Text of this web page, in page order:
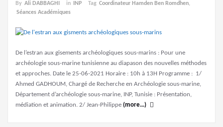
By Ali DABBAGHI in INP Tag Coordinateur Hamden Ben Romdhen,
Séances Académiques
De l’estran aux gisements archéologiques sous-marins : Pour une
archéologie sous-marine tunisienne au diapason des nouvelles méthodes
et approches. Date le 25-06-2021 Horaire : 10h à 13H Programme : 1/
Ahmed GADHOUM, Chargé de Recherche en Archéologie sous-marine,
Département d’archéologie sous-marine, INP, Tunisie : Présentation,
médiation et animation. 2/ Jean-Philippe (more…)